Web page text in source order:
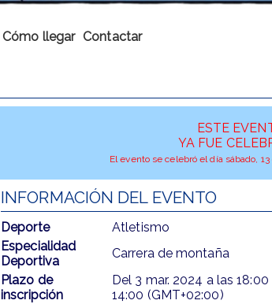
Cómo llegar Contactar
ESTE
YA FUE
El evento se celebró el día sábado,
INFORMACIÓN DEL EVENTO
Deporte
Atletismo
Especialidad
Deportiva
Carrera de montaña
Plazo de
inscripción
Del 3 mar. 2024 a las18:00
14:00 (GMT+02:00)